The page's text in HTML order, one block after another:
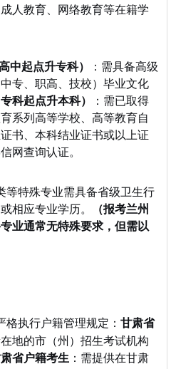
人教育、网络教育等在籍学
中起点升专科）
：需具备高级
专、职高、技校）毕业文化
科起点升本科）
：需已取得
系列高等学校、高等教育自
书、本科结业证书或以上证
网查询认证。
等特殊专业需具备省级卫生行
相应专业学历。
（报考兰州
业通常无特殊要求，但需以
执行户籍管理规定： 甘肃省
地的市（州）招生考试机构
省户籍考生 ：需提供在甘肃